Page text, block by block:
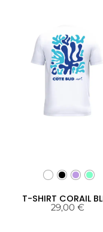
T-SHIRT CORAIL
29,00 €